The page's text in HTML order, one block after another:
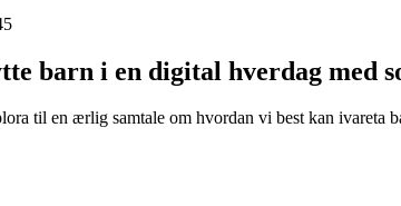
barn i en digital hverdag med
til en ærlig samtale om hvordan vi best kan ivareta